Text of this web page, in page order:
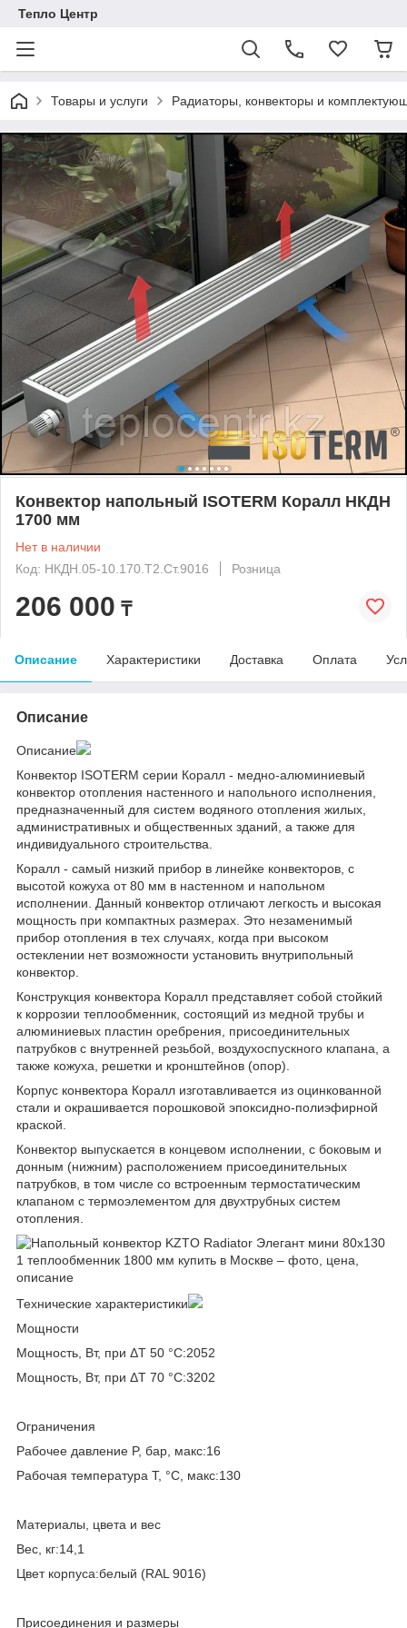
Тепло Центр
Товары и услуги Радиаторы, конвекторы и
Конвектор напольный ISOTERM Коралл НКДН
1700 мм
Нет в наличии
Код: НКДН.05-10.170.Т2.Ст.9016
Розница
206 000 ₸
Описание Характеристики Доставка Оплата
Описание
Описание
Конвектор ISOTERM серии Коралл - медно-алюминиевый
конвектор отопления настенного и напольного исполнения,
предназначенный для систем водяного отопления жилых,
административных и общественных зданий, а также для
индивидуального строительства.
Коралл - самый низкий прибор в линейке конвекторов, с
высотой кожуха от 80 мм в настенном и напольном
исполнении. Данный конвектор отличают легкость и высокая
мощность при компактных размерах. Это незаменимый
прибор отопления в тех случаях, когда при высоком
остеклении нет возможности установить внутрипольный
конвектор.
Конструкция конвектора Коралл представляет собой стойкий
к коррозии теплообменник, состоящий из медной трубы и
алюминиевых пластин оребрения, присоединительных
патрубков с внутренней резьбой, воздухоспускного клапана, а
также кожуха, решетки и кронштейнов (опор).
Корпус конвектора Коралл изготавливается из оцинкованной
стали и окрашивается порошковой эпоксидно-полиэфирной
краской.
Конвектор выпускается в концевом исполнении, с боковым и
донным (нижним) расположением присоединительных
патрубков, в том числе со встроенным термостатическим
клапаном с термоэлементом для двухтрубных систем
отопления.
Технические характеристики
Мощности
Мощность, Вт, при ΔT 50 °С:2052
Мощность, Вт, при ΔT 70 °С:3202
Ограничения
Рабочее давление P, бар, макс:16
Рабочая температура T, °C, макс:130
Материалы, цвета и вес
Вес, кг:14,1
Цвет корпуса:белый (RAL 9016)
Присоединения и размеры